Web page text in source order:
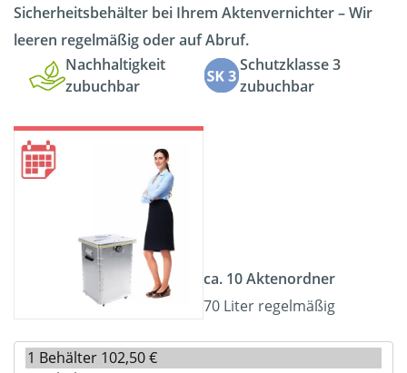
Sicherheitsbehälter bei Ihrem Aktenvernichter – Wir
leeren regelmäßig oder auf Abruf.
Nachhaltigkeit
zubuchbar
Schutzklasse 3
zubuchbar
ca. 10 Aktenordner
70 Liter regelmäßig